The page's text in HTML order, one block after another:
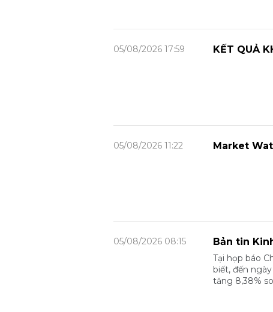
KẾT QUẢ
05/08/2026 17:59
Market
05/08/2026 11:22
Bản tin
Tại họp báo
biết, đến
tăng 8,38%
05/08/2026 08:15